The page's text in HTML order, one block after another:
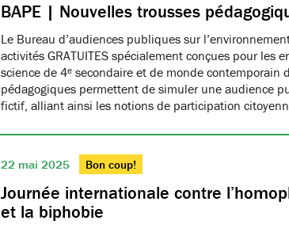
BAPE | Nouvelles trousses
Le Bureau d’audiences publiques sur
activités GRATUITES spécialement conçues pour les
science de 4ᵉ secondaire et de monde contemporain
pédagogiques permettent de simuler une audience
fictif, alliant ainsi les notions de participation
22 mai 2025 Bon coup!
Journée internationale contre
et la biphobie